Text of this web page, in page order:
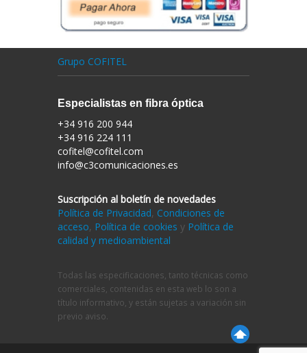
Grupo COFITEL
Especialistas en fibra óptica
+34 916 200 944
+34 916 224 111
cofitel@cofitel.com
info@c3comunicaciones.es
Suscripción al boletín de novedades
Política de Privacidad, Condiciones de
acceso, Política de cookies y Política de
calidad y medioambiental
Todas las especificaciones, tanto técnicas como
comerciales, contenidas en esta web lo son a
título informativo, y están sujetas a variación sin
previo aviso.